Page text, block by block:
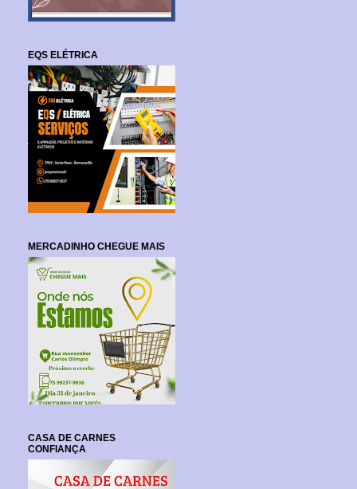
EQS ELÉTRICA
MERCADINHO CHEGUE MAIS
CASA DE CARNES
CONFIANÇA